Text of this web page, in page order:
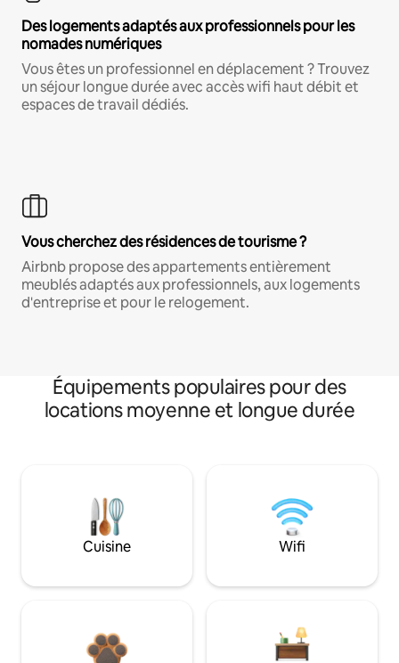
Des logements adaptés aux professionnels pour les
nomades numériques
Vous êtes un professionnel en déplacement ? Trouvez
un séjour longue durée avec accès wifi haut débit et
espaces de travail dédiés.
Vous cherchez des résidences de tourisme ?
Airbnb propose des appartements entièrement
meublés adaptés aux professionnels, aux logements
d'entreprise et pour le relogement.
Équipements populaires pour des
locations moyenne et longue durée
Cuisine Wifi